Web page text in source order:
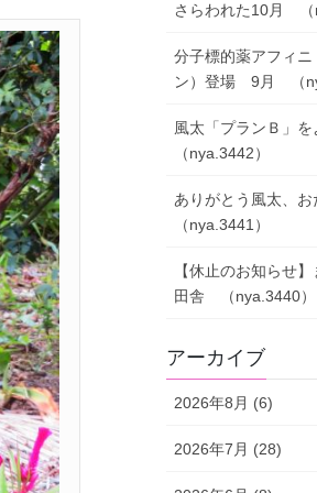
さらわれた10月 （
分子標的薬アフィ
ン）登場 9月 （
風太「プランＢ」
（nya.3442）
ありがとう風太、
（nya.3441）
【休止のお知らせ
田舎 （nya.3440）
アーカイブ
2026年8月 (6)
2026年7月 (28)